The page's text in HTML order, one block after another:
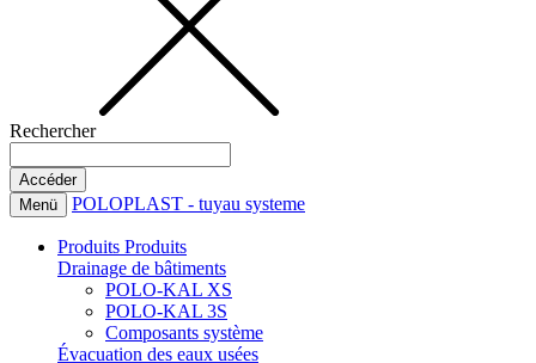
Rechercher
Menü POLOPLAST - tuyau systeme
Produits Produits
Drainage de bâtiments
POLO-KAL XS
POLO-KAL 3S
Composants système
Évacuation des eaux usées